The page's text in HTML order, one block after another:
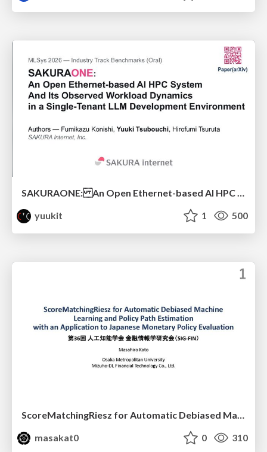
SAKURAONE: An Open Ethernet-based AI HPC System And Its Observed Workload Dynamics in a Single-Tenant LLM Development Environment
yuukit
1 500
masakat0
0 310